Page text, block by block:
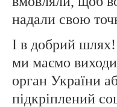
надали свою
І в добрий
ми маємо
орган України
підкріплений